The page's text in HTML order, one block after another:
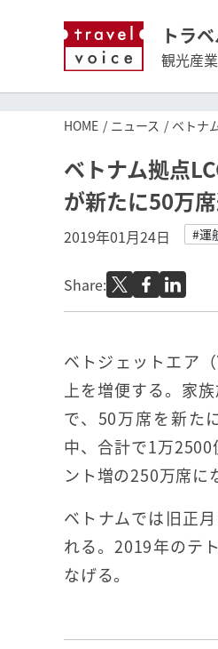
トラ
観光産
HOME ニュース ベトナ
ベトナム拠点
が新たに50万
2019年01月24日 #運
Share:
ベトジェットエア
上を増便する。家
で、50万席を新た
中、合計で1万
ント増の250万席に
ベトナムでは旧正
れる。2019年のテ
なげる。